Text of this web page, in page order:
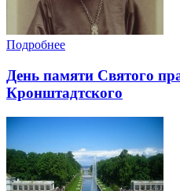
Подробнее
День памяти Святого
Кронштадтского